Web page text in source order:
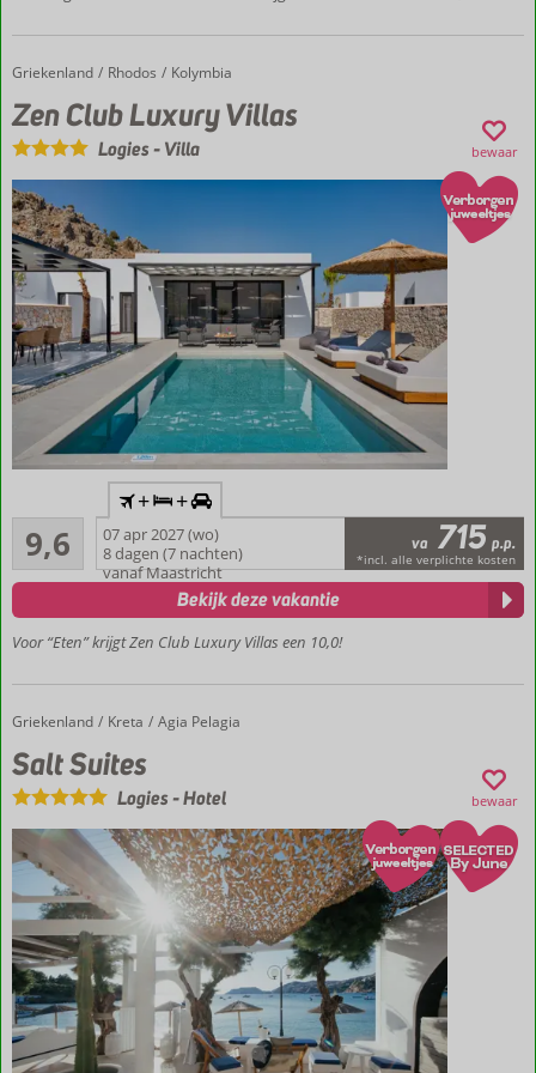
Spectaculair
uitzicht
over de
vallei
Home
Griekenland Rhodos Kolymbia
Zen Club Luxury Villas
Zen Club Luxury Villas
Logies-Villa bewaar
huurauto
Gelegen
in
Kolymbia
stijlvolle
rust en
privacy
privézwembad
9,6Uitmuntend
11
beoordelingen
+ +
07 apr 2027 (wo)
8 dagen (7 nachten)
vanaf Maastricht
va 715 p.p.
*incl. alle verplichte kosten
Voor “Eten” krijgt Zen Club Luxury Villas een 10,0!
Bekijk deze vakantie
Home
Griekenland Kreta Agia Pelagia
Salt Suites
Salt Suites
Logies-Hotel bewaar